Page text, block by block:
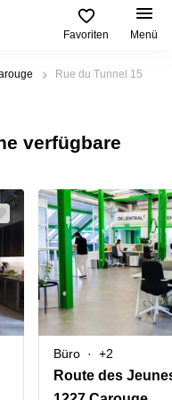
Favoriten Menü
Rue du Tunnel 15
verfügbare
Büro +2
Route des